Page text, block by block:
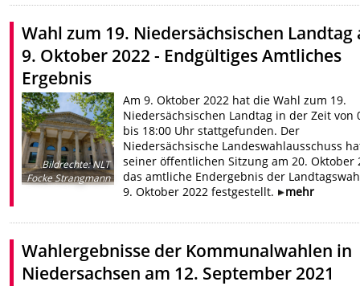
Wahl zum 19. Niedersächsischen Landtag
9. Oktober 2022 - Endgültiges Amtliches
Ergebnis
Bildrechte:NLT
Focke Strangmann
Am 9. Oktober 2022 hat die Wahl zum 19.
Niedersächsischen Landtag in der Zeit von
bis 18:00 Uhr stattgefunden. Der
Niedersächsische Landeswahlausschuss
seiner öffentlichen Sitzung am 20. Oktober
das amtliche Endergebnis der
9. Oktober 2022 festgestellt.
mehr
Wahlergebnisse der Kommunalwahlen in
Niedersachsen am 12. September 2021